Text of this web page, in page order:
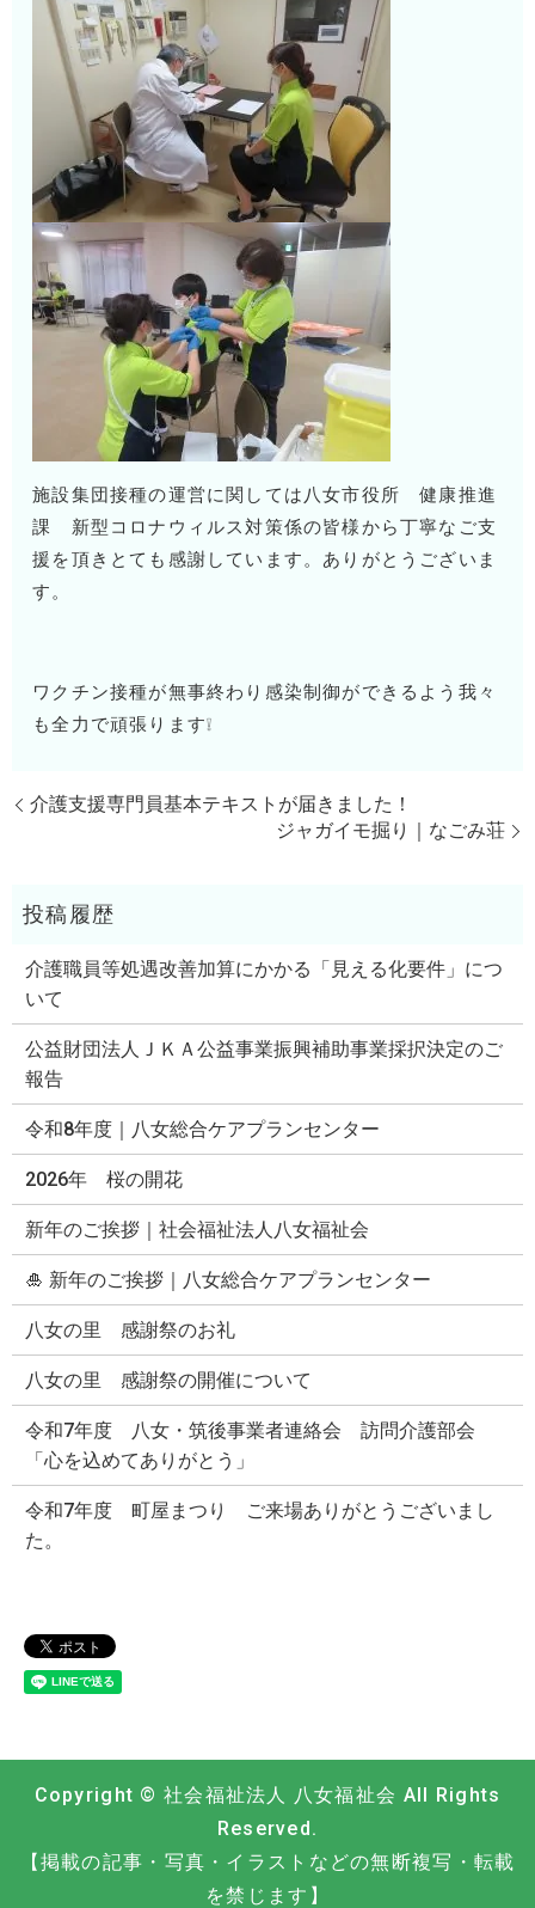
施設集団接種の運営に関しては八女市役所 健康推進
課 新型コロナウィルス対策係の皆様から丁寧なご支
援を頂きとても感謝しています。ありがとうございま
す。
ワクチン接種が無事終わり感染制御ができるよう我々
も全力で頑張ります❕
介護支援専門員基本テキストが届きました！
ジャガイモ掘り｜なごみ荘
介護職員等処遇改善加算にかかる「見える化要件」につ
いて
公益財団法人ＪＫＡ公益事業振興補助事業採択決定のご
報告
令和8年度｜八女総合ケアプランセンター
2026年 桜の開花
新年のご挨拶｜社会福祉法人八女福祉会
🎍 新年のご挨拶｜八女総合ケアプランセンター
八女の里 感謝祭のお礼
八女の里 感謝祭の開催について
令和7年度 八女・筑後事業者連絡会 訪問介護部会
「心を込めてありがとう」
令和7年度 町屋まつり ご来場ありがとうございまし
た。
Copyright © 社会福祉法人 八女福祉会 All Rights
Reserved.
【掲載の記事・写真・イラストなどの無断複写・転載
を禁じます】